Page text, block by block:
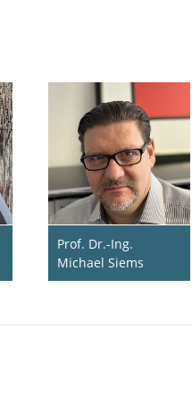
Prof. Dr.-Ing.
Michael Siems